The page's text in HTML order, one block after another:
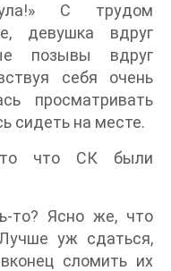
С трудом
девушка вдруг
позывы вдруг
себя очень
просматривать
сидеть на месте.
что СК были
то? Ясно же, что
уж сдаться,
сломить их